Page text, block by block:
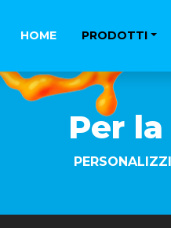
HOME PRODOTTI
Per